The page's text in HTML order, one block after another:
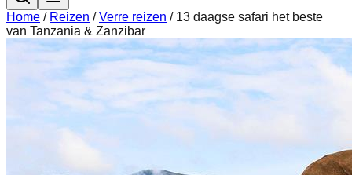
Home / Reizen /Verre reizen / 13 daagse safari het beste
van Tanzania & Zanzibar